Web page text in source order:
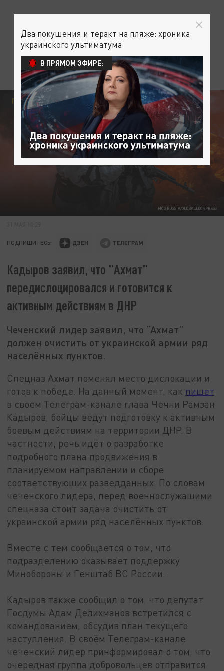
MOD RUSSIA/GLOBALLOOKPRESS
ПОЛИТИКА
ПОДПИШИТЕСЬ:
Кадыров заявил, что "Ахмат"
передислоцировался и готовится к
активным действиям в ДНР
Чеченский лидер заявил, что “Ахмат”
должен очистить от украинской армии ряд
населённых пунктов.
Спецназ Ахмат поменял место дислокации и
готов к победе. На данный момент, как пишет
в своём Телеграм-канале глава Чечни Рамзан
Кадыров, бойцы ведут подготовку к активным
боевым действиям на территории ДНР. В
частности, речь идёт о разработке
подробного плана продвижения в
планируемом направлении и сборе
соответствующих разведданных. По словам
чеченского лидера, перед военнослужащими
спецназа стоит задача очистить от
украинской армии ряд населённых пунктов.
Вместе с тем сообщается о том, что
подразделению оказывает поддержку
Минобороны и Генштаб ВС России.
Кадыров также сообщил о том, что депутат
Госдумы Адам Делихманов встретился с
командованием, обсудив план текущего
наступления. В своём Телеграм-канале
чеченский лидер принформировал о том, что
очередная группа добровольцев отправится
Два покушения и теракт на пляже: хроника
украинского ультиматума
В ПРЯМОМ ЭФИРЕ: